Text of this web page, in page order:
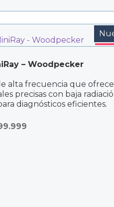
– Woodpecker
alta frecuencia que ofrece
precisas con baja
diagnósticos eficientes.